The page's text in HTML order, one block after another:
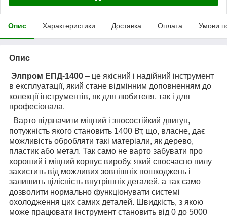
Опис Характеристики Доставка Оплата Умови
Опис
Элпром ЕПД-1400 – це якісний і надійний інструмент
в експлуатації, який стане відмінним доповненням до
колекції інструментів, як для любителя, так і для
професіонала.
Варто відзначити міцний і зносостійкий двигун,
потужність якого становить 1400 Вт, що, власне, дає
можливість обробляти такі матеріали, як дерево,
пластик або метал. Так само не варто забувати про
хороший і міцний корпус виробу, який своєчасно пилу
захистить від можливих зовнішніх пошкоджень і
залишить цілісність внутрішніх деталей, а так само
дозволити нормально функціонувати системі
охолодження цих самих деталей. Швидкість, з якою
може працювати інструмент становить від 0 до 5000